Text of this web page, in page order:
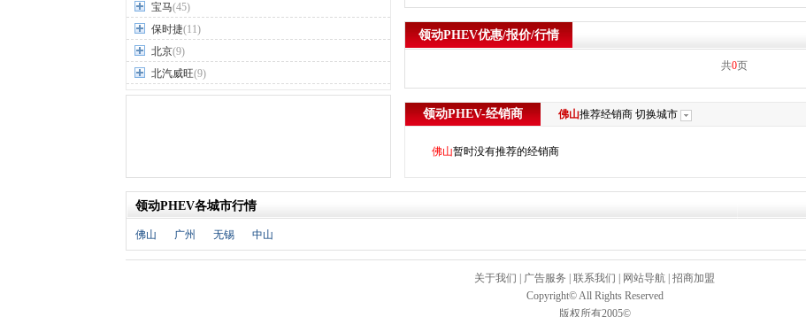
宝马(45)
保时捷(11)
北京(9)
北汽威旺(9)
北汽制造(7)
别克(24)
宾利
(5)
比亚迪(56)
领动PHEV优惠/报价/行情
共0页
领动PHEV-经销商 佛山推荐经销商 切换城市
佛山暂时没有推荐的经销商
领动PHEV各城市行情
佛山 广州 无锡 中山
关于我们 广告服务 联系我们 网站导航 招商加盟
Copyright© All Rights Reserved
版权所有2005©